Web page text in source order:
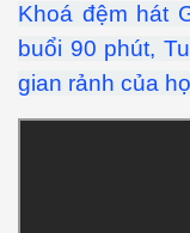
Khoá đệm hát
buổi 90 phút,
gian rảnh của